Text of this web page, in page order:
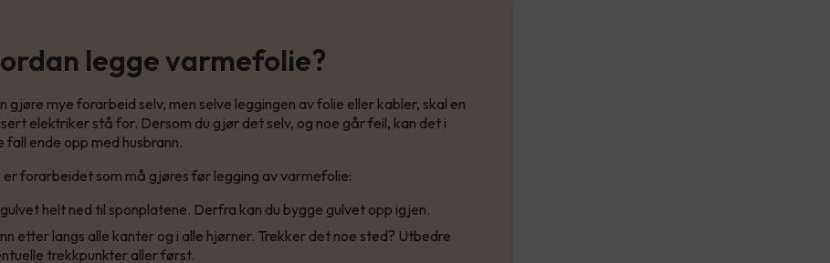
legge varmefolie?
gjøre mye forarbeid selv, men selve leggingen av folie eller kabler, skal en
elektriker stå for. Dersom du gjør det selv, og noe går feil, kan det i
fall ende opp med husbrann.
forarbeidet som må gjøres før legging av varmefolie:
gulvet helt ned til sponplatene. Derfra kan du bygge gulvet opp igjen.
etter langs alle kanter og i alle hjørner. Trekker det noe sted? Utbedre
trekkpunkter aller først.